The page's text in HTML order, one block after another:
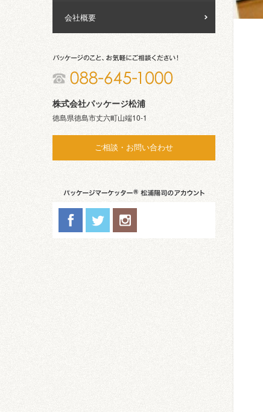
会社概要
株式会社パッケージ松浦
徳島県徳島市丈六町山端10-1
ご相談・お問い合わせ